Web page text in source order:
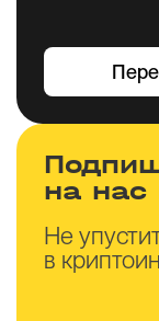
на нас
Не
в